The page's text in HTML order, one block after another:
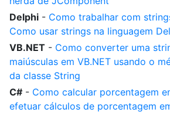
Delphi - Como trabalhar com
Como usar strings na linguagem
VB.NET - Como converter uma
maiúsculas em VB.NET usando o
da classe String
C# - Como calcular porcentagem
efetuar cálculos de porcentagem